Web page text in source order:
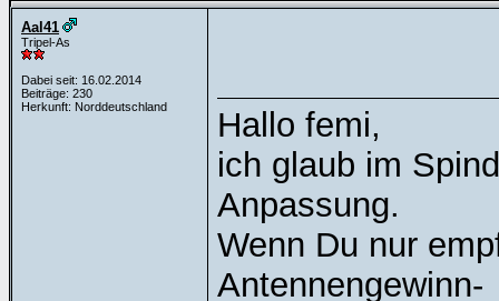
Aal41
Tripel-As
Dabei seit: 16.02.2014
Beiträge: 230
Herkunft: Norddeutschland
Hallo femi,
ich glaub im
Anpassung.
Wenn Du nur
Antennengewinn-